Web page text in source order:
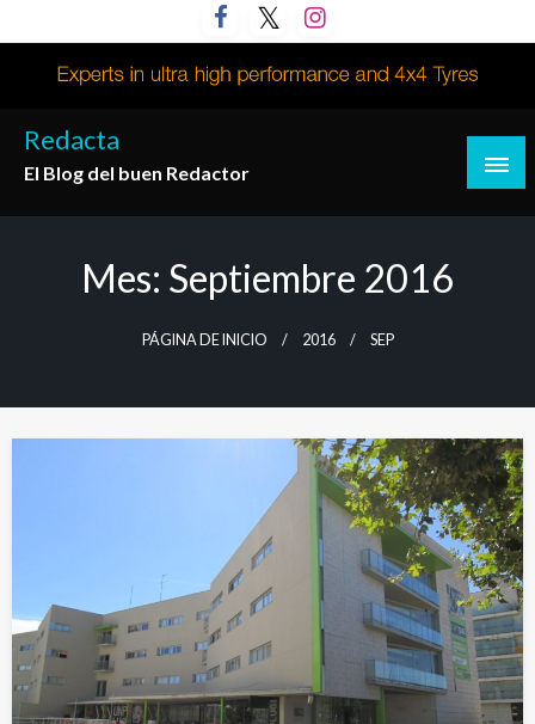
al
contenido
Redacta
El Blog del buen Redactor
Mes: Septiembre 2016
PÁGINA DE INICIO 2016 SEP